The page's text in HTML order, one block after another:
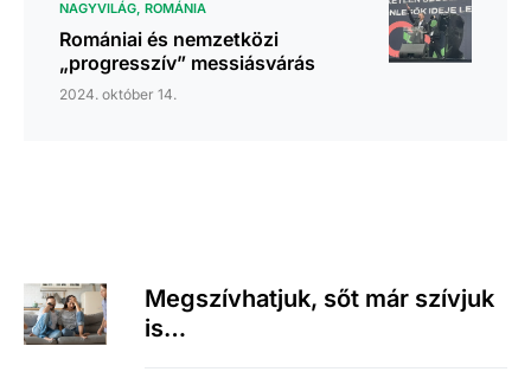
NAGYVILÁG ROMÁNIA
Romániai és nemzetközi
„progresszív” messiásvárás
2024. október 14.
Megszívhatjuk, sőt már szívjuk
is…